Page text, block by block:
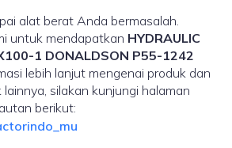
alat berat Anda bermasalah.
untuk mendapatkan HYDRAULIC
1 DONALDSON P55-1242
lebih lanjut mengenai produk dan
silakan kunjungi halaman
berikut: